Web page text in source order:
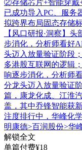
②存储芯片+智能穿戴
已成功导入PC、服务
拟跨界布局固态存储标
【风口研报·洞察】
步消化，分析师看好
头迈入放量验证阶段
多港股互联网的逻辑
响逐步消化，分析师
分龙头迈入放量验证
篇，康龙化成、江淮
盖，其中乔锋智能获
注度排行中，华峰化
明康德>百润股份>华
解锁全文
单篇付费¥18